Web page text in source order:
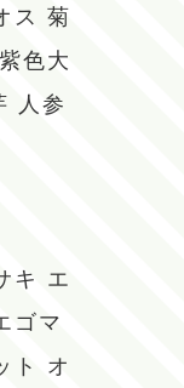
ス 菊
紫色大
人参
キ
エ
ゴマ
ト
オ